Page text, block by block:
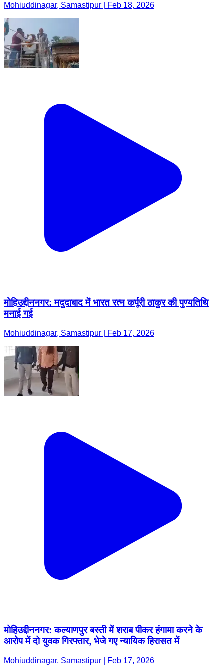
Mohiuddinagar, Samastipur | Feb 18, 2026
मोहिउद्दीननगर: मदुदाबाद में भारत रत्न कर्पूरी ठाकुर की पुण्यतिथि
मनाई गई
Mohiuddinagar, Samastipur | Feb 17, 2026
मोहिउद्दीननगर: कल्याणपुर बस्ती में शराब पीकर हंगामा करने के
आरोप में दो युवक गिरफ्तार, भेजे गए न्यायिक हिरासत में
Mohiuddinagar, Samastipur | Feb 17, 2026